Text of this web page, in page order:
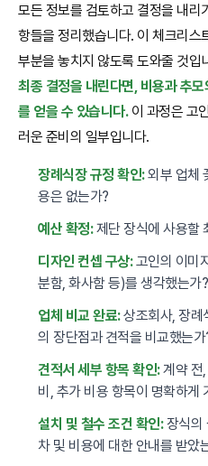
모든 정보를 검토하고 결정을 내리
항들을 정리했습니다. 이 체크리스
부분을 놓치지 않도록 도와줄 것입
최종 결정을 내린다면, 비용과 추
를 얻을 수 있습니다.이 과정은 고
러운 준비의 일부입니다.
장례식장 규정 확인:외부 업체
용은 없는가?
예산 확정:제단 장식에 사용할
디자인 컨셉 구상:고인의 이미
분함, 화사함 등)를 생각했는가?
업체 비교 완료:상조회사, 장례
의 장단점과 견적을 비교했는가
견적서 세부 항목 확인:계약 전,
비, 추가 비용 항목이 명확하게
설치 및 철수 조건 확인:장식의
차 및 비용에 대한 안내를 받았